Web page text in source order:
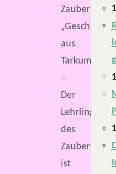
„Geschichten
aus
Tarkum
–
Der
Lehrling
des
ist